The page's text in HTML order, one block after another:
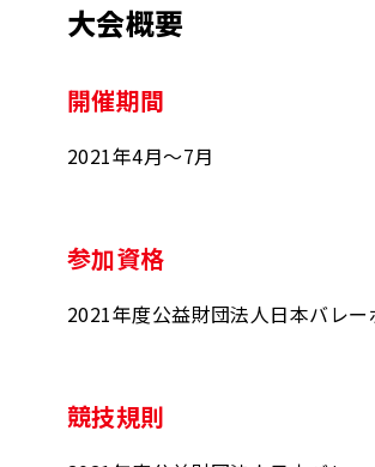
大会概要
開催期間
2021年4月～7月
参加資格
2021年度公益財団法人日本バレ
競技規則